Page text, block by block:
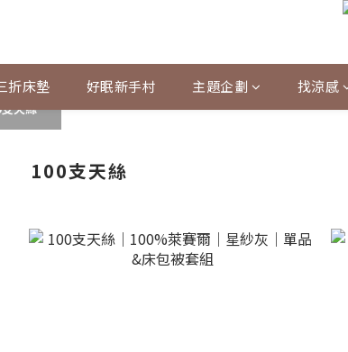
折床墊 好眠新手村 主題企劃 找涼感
天絲
100支天絲